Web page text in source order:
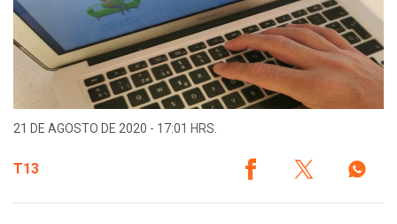
21 DE AGOSTO DE 2020 - 17:01 HRS.
T13